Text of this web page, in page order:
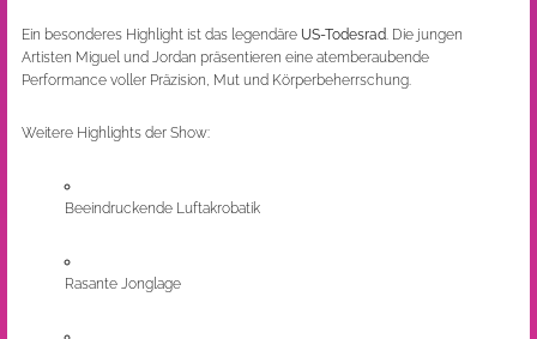
Ein besonderes Highlight ist das legendäre US-Todesrad . Die jungen
Artisten Miguel und Jordan präsentieren eine atemberaubende
Performance voller Präzision, Mut und Körperbeherrschung.
Weitere Highlights der Show:
Beeindruckende Luftakrobatik
Rasante Jonglage